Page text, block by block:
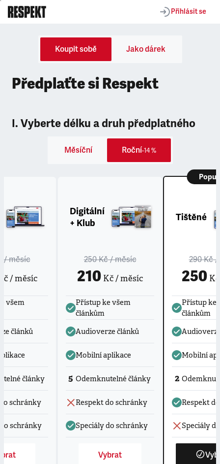
Přihlásit se
Koupit sobě Jako dárek
Předplaťte si Respekt
I. Vyberte délku a druh předplatného
Měsíční Roční-14 %
/ měsíc
/ měsíc
všem
článků
články
schránky
schránky
Digitální
+ Klub
250 Kč/ měsíc
210 Kč / měsíc
Přístup ke všem
článkům
Audioverze článků
Mobilní aplikace
5 Odemknutelné články
Respekt do schránky
Speciály do schránky
Vybrat
Tištěné
290 Kč/
250Kč
Přístup ke
článkům
Mobilní
2
Respekt
Speciály